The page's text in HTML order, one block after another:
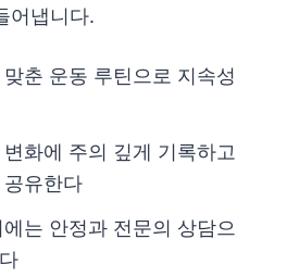
어냅니다.
춘 운동 루틴으로 지속성
화에 주의 깊게 기록하고
유한다
는 안정과 전문의 상담으